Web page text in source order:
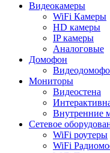
Видеокамеры
WiFi Камеры
HD камеры
IP камеры
Аналоговые
Домофон
Мониторы
Видеостена
Внутренние
Сетевое
WiFi роутеры
WiFi